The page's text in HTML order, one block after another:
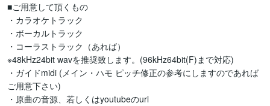
■ご用意して頂くもの
・カラオケトラック
・ボーカルトラック
・コーラストラック（あれば）
※48kHz24bit wavを推奨致します。(96kHz64bit(F)まで対応)
・ガイドmidi (メイン・ハモ ピッチ修正の参考にしますのであれば
ご用意下さい)
・原曲の音源、若しくはyoutubeのurl